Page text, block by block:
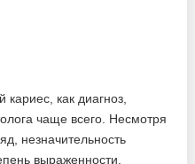
как диагноз,
чаще всего. Несмотря
незначительность
выраженности,